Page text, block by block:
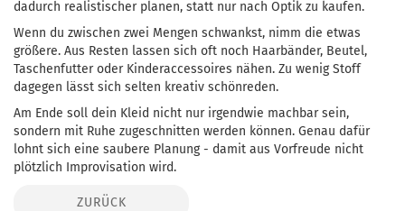
dadurch realistischer planen, statt nur nach Optik zu kaufen.
Wenn du zwischen zwei Mengen schwankst, nimm die etwas
größere. Aus Resten lassen sich oft noch Haarbänder, Beutel,
Taschenfutter oder Kinderaccessoires nähen. Zu wenig Stoff
dagegen lässt sich selten kreativ schönreden.
Am Ende soll dein Kleid nicht nur irgendwie machbar sein,
sondern mit Ruhe zugeschnitten werden können. Genau dafür
lohnt sich eine saubere Planung - damit aus Vorfreude nicht
plötzlich Improvisation wird.
ZURÜCK